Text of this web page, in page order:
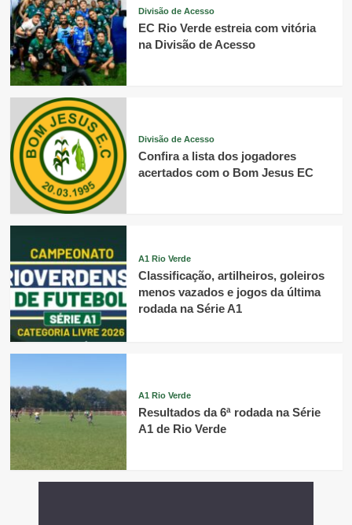
Divisão de Acesso
EC Rio Verde estreia com vitória
na Divisão de Acesso
Divisão de Acesso
Confira a lista dos jogadores
acertados com o Bom Jesus EC
A1 Rio Verde
Classificação, artilheiros, goleiros
menos vazados e jogos da última
rodada na Série A1
A1 Rio Verde
Resultados da 6ª rodada na Série
A1 de Rio Verde